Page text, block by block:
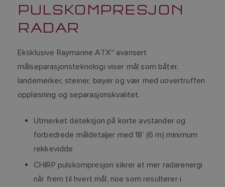
PULSKOMPRESJON
RADAR
Eksklusive Raymarine ATX™ avansert
målseparasjonsteknologi viser mål som båter,
landemerker, steiner, bøyer og vær med uovertruffen
oppløsning og separasjonskvalitet.
Utmerket deteksjon på korte avstander og
forbedrede måldetaljer med 18’ (6 m) minimum
rekkevidde
CHIRP pulskompresjon sikrer at mer radarenergi
når frem til hvert mål, noe som resulterer i